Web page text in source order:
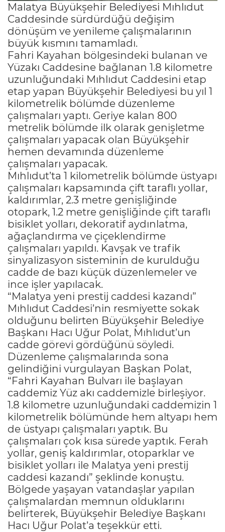
Malatya Büyükşehir Belediyesi Mıhlıdut
Caddesinde sürdürdüğü değişim
dönüşüm ve yenileme çalışmalarının
büyük kısmını tamamladı.
Fahri Kayahan bölgesindeki bulanan ve
Yüzakı Caddesine bağlanan 1.8 kilometre
uzunluğundaki Mıhlıdut Caddesini etap
etap yapan Büyükşehir Belediyesi bu yıl 1
kilometrelik bölümde düzenleme
çalışmaları yaptı. Geriye kalan 800
metrelik bölümde ilk olarak genişletme
çalışmaları yapacak olan Büyükşehir
hemen devamında düzenleme
çalışmaları yapacak.
Mıhlıdut’ta 1 kilometrelik bölümde üstyapı
çalışmaları kapsamında çift taraflı yollar,
kaldırımlar, 2.3 metre genişliğinde
otopark, 1.2 metre genişliğinde çift taraflı
bisiklet yolları, dekoratif aydınlatma,
ağaçlandırma ve çiçeklendirme
çalışmaları yapıldı. Kavşak ve trafik
sinyalizasyon sisteminin de kurulduğu
cadde de bazı küçük düzenlemeler ve
ince işler yapılacak.
“Malatya yeni prestij caddesi kazandı”
Mıhlıdut Caddesi’nin resmiyette sokak
olduğunu belirten Büyükşehir Belediye
Başkanı Hacı Uğur Polat, Mıhlıdut’un
cadde görevi gördüğünü söyledi.
Düzenleme çalışmalarında sona
gelindiğini vurgulayan Başkan Polat,
“Fahri Kayahan Bulvarı ile başlayan
caddemiz Yüz akı caddemizle birleşiyor.
1.8 kilometre uzunluğundaki caddemizin 1
kilometrelik bölümünde hem altyapı hem
de üstyapı çalışmaları yaptık. Bu
çalışmaları çok kısa sürede yaptık. Ferah
yollar, geniş kaldırımlar, otoparklar ve
bisiklet yolları ile Malatya yeni prestij
caddesi kazandı” şeklinde konuştu.
Bölgede yaşayan vatandaşlar yapılan
çalışmalardan memnun olduklarını
belirterek, Büyükşehir Belediye Başkanı
Hacı Uğur Polat’a teşekkür etti.